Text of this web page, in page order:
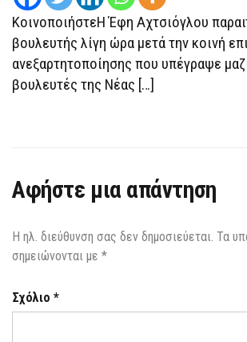
ΣΤΗΝ
ΕΝΕΡΓΌ
ΠΟΛΙΤΙΚΉ
ΚοινοποιήστεΗ Έφη Αχτσιόγλου
βουλευτής λίγη ώρα μετά την κοινή
ανεξαρτητοποίησης που υπέγραψε
βουλευτές της Νέας […]
Αφήστε μια απάντηση
Η ηλ. διεύθυνση σας δεν δημοσιεύεται. Τα
σημειώνονται με *
Σχόλιο *